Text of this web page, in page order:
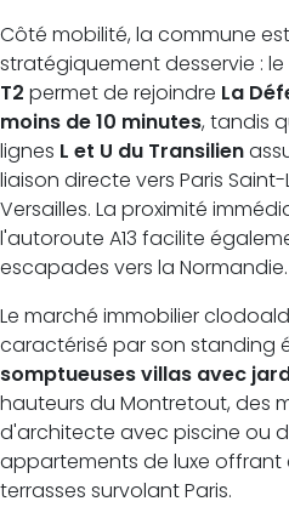
Côté mobilité, la commune est
stratégiquement desservie : le
T2 permet de rejoindre La
moins de 10 minutes, tandis
lignes L et U du Transilien
liaison directe vers Paris
Versailles. La proximité
l'autoroute A13 facilite
escapades vers la Normandie.
Le marché immobilier
caractérisé par son standing
somptueuses villas avec
hauteurs du Montretout, des
d'architecte avec piscine ou
appartements de luxe offrant
terrasses survolant Paris.